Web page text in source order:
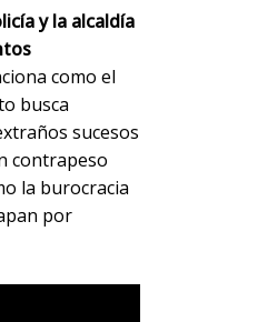
y la alcaldía
como el
busca
sucesos
contrapeso
la burocracia
por